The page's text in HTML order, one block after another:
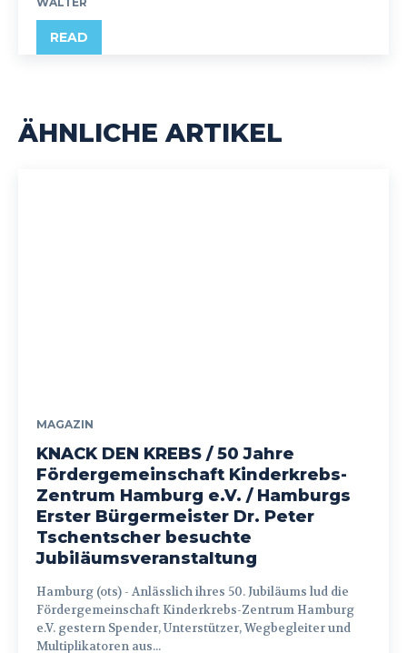
READ
ÄHNLICHE ARTIKEL
MAGAZIN
KNACK DEN KREBS / 50 Jahre
Fördergemeinschaft Kinderkrebs-
Zentrum Hamburg e.V. / Hamburgs
Erster Bürgermeister Dr. Peter
Tschentscher besuchte
Jubiläumsveranstaltung
Hamburg (ots) - Anlässlich ihres 50. Jubiläums lud die
Fördergemeinschaft Kinderkrebs-Zentrum Hamburg
e.V. gestern Spender, Unterstützer, Wegbegleiter und
Multiplikatoren aus...